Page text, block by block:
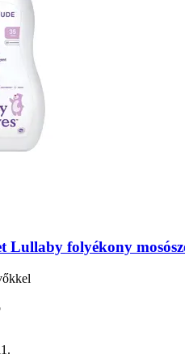
Lullaby folyékony